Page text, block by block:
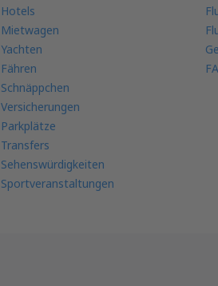
Hotels
Mietwagen
Yachten
Fähren
Schnäppchen
Versicherungen
Parkplätze
Transfers
Sehenswürdigkeiten
Sportveranstaltungen